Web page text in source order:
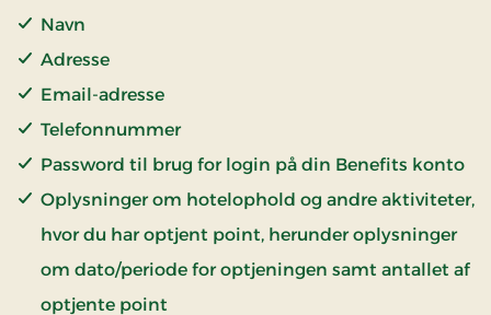
Navn
Adresse
Email-adresse
Telefonnummer
Password til brug for login på din Benefits konto
Oplysninger om hotelophold og andre aktiviteter,
hvor du har optjent point, herunder oplysninger
om dato/periode for optjeningen samt antallet af
optjente point